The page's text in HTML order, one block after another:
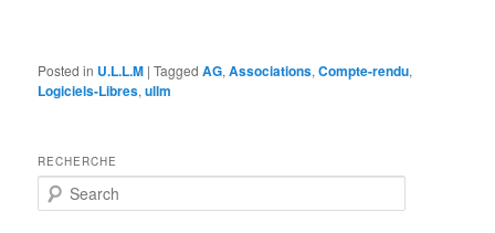
Posted in U.L.L.M |Tagged AG,Associations,Compte-rendu,
Logiciels-Libres,ullm
RECHERCHE
e